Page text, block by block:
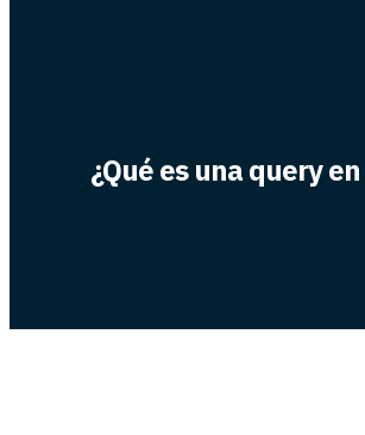
¿Qué es una query en